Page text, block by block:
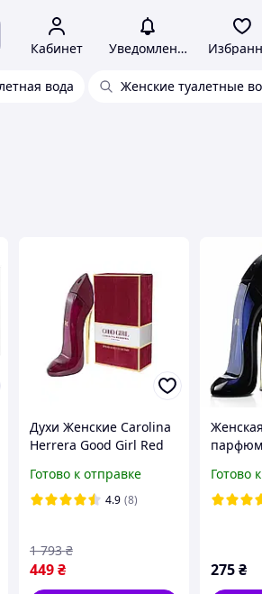
Кабинет Уведомления
вода Женские туалетные
Духи Женские Carolina
Herrera Good Girl Red
вода 80 ml
Готово к отправке
4.9 (8)
449 ₴
1 793 ₴
Женская
Good
Херрера
Готово
275₴